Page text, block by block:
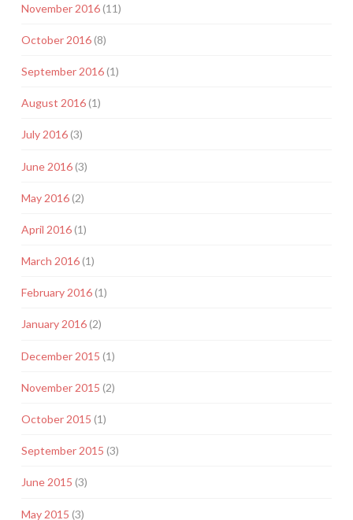
November 2016(11)
October 2016(8)
September 2016(1)
August 2016(1)
July 2016(3)
June 2016(3)
May 2016(2)
April 2016(1)
March 2016(1)
February 2016(1)
January 2016(2)
December 2015 (1)
November 2015 (2)
October 2015 (1)
September 2015 (3)
June 2015 (3)
May 2015 (3)